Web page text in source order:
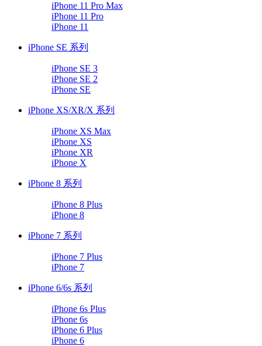
iPhone 11 Pro Max
iPhone 11 Pro
iPhone 11
iPhone SE 系列
iPhone SE 3
iPhone SE 2
iPhone SE
iPhone XS/XR/X 系列
iPhone XS Max
iPhone XS
iPhone XR
iPhone X
iPhone 8 系列
iPhone 8 Plus
iPhone 8
iPhone 7 系列
iPhone 7 Plus
iPhone 7
iPhone 6/6s 系列
iPhone 6s Plus
iPhone 6s
iPhone 6 Plus
iPhone 6